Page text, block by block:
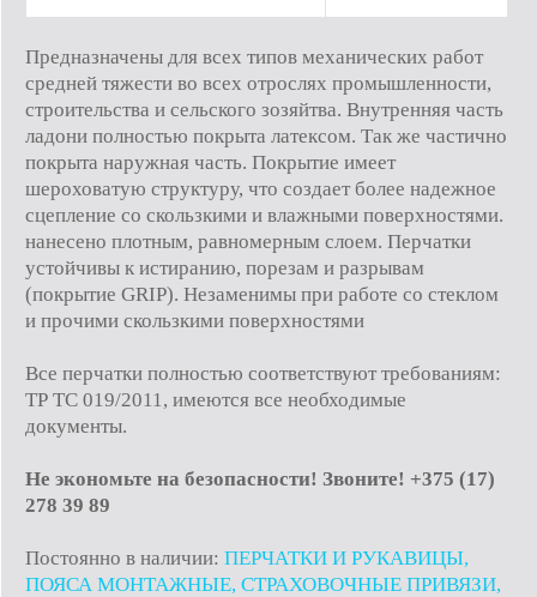
Предназначены для всех типов механических работ
средней тяжести во всех отрослях промышленности,
строительства и сельского зозяйтва. Внутренняя часть
ладони полностью покрыта латексом. Так же частично
покрыта наружная часть. Покрытие имеет
шероховатую структуру, что создает более надежное
сцепление со скользкими и влажными поверхностями.
нанесено плотным, равномерным слоем. Перчатки
устойчивы к истиранию, порезам и разрывам
(покрытие GRIP). Незаменимы при работе со стеклом
и прочими скользкими поверхностями
Все перчатки полностью соответствуют требованиям:
ТР ТС 019/2011, имеются все необходимые
документы.
Не экономьте на безопасности! Звоните! +375 (17)
278 39 89
Постоянно в наличии: ПЕРЧАТКИ И РУКАВИЦЫ,
ПОЯСА МОНТАЖНЫЕ, СТРАХОВОЧНЫЕ ПРИВЯЗИ,